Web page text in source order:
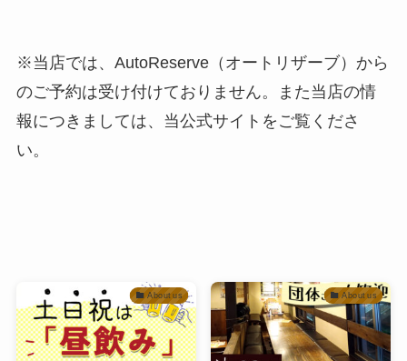
※当店では、AutoReserve（オートリザーブ）から
のご予約は受け付けておりません。また当店の情
報につきましては、当公式サイトをご覧くださ
い。
About us About us